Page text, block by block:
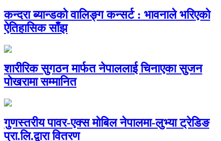
कन्दरा ब्यान्डको वालिङ्ग कन्सर्ट : भावनाले भरिएको
ऐतिहासिक साँझ
शारीरिक सुगठन मार्फत नेपाललाई चिनाएका सुजन
पोखरामा सम्मानित
गुणस्तरीय पावर-एक्स मोबिल नेपालमा-लुभ्या ट्रेडिङ
प्रा.लि.द्वारा वितरण